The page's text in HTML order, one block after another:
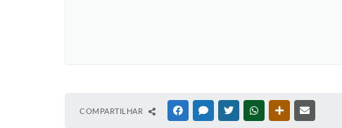
COMPARTILHAR FACEBOOKMESSENGER
TWITTERWHATSAPPOUTRAS MÍDIAS